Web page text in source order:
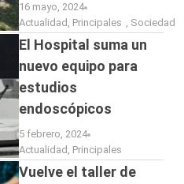
16 mayo, 2024
Actualidad , Principales , Sociedad
El Hospital suma un
nuevo equipo para
estudios
endoscópicos
5 febrero, 2024
Actualidad , Principales
Vuelve el taller de